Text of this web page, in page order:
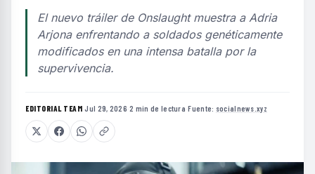
El nuevo tráiler de Onslaught muestra a Adria
Arjona enfrentando a soldados genéticamente
modificados en una intensa batalla por la
supervivencia.
EDITORIAL TEAM·Jul 29, 2026·2 min de lectura·Fuente: socialnews.xyz